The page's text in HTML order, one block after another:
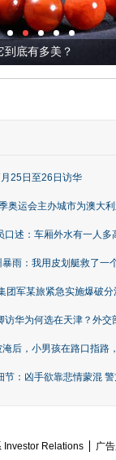
底有多美？
25日至26日访华
奥运会主办城市为澳大
口述：车厢外水有一人多
雨：我用皮划艇救了一
团军某旅紧急实施爆破分
访华为何选在天津？外交
后，小男孩在路口指路
节：凶手欲靠悲情蒙混
Investor Relations 广